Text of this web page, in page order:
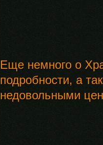
Еще немного о
подробности, а
недовольными